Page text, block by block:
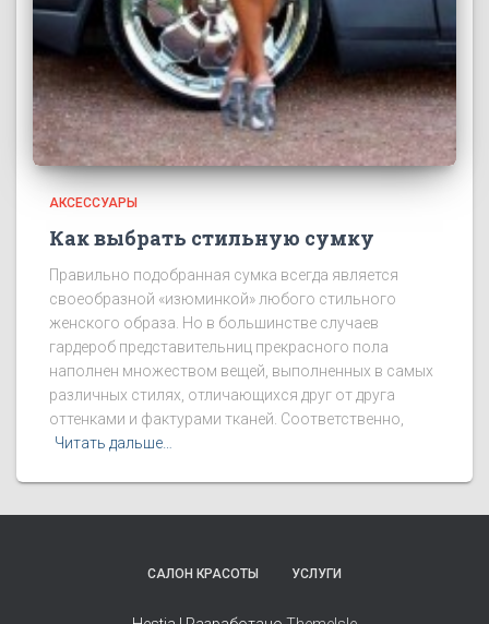
АКСЕССУАРЫ
Как выбрать стильную сумку
Правильно подобранная сумка всегда является
своеобразной «изюминкой» любого стильного
женского образа. Но в большинстве случаев
гардероб представительниц прекрасного пола
наполнен множеством вещей, выполненных в самых
различных стилях, отличающихся друг от друга
оттенками и фактурами тканей. Соответственно,
Читать дальше…
САЛОН КРАСОТЫ УСЛУГИ